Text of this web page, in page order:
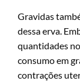
Gravidas
dessa erva.
quantidades
consumo em
contrações